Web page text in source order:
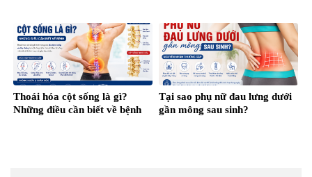
Thoái hóa cột sống là gì?
Những điều cần biết về bệnh
Tại sao phụ nữ đau lưng dưới
gần mông sau sinh?